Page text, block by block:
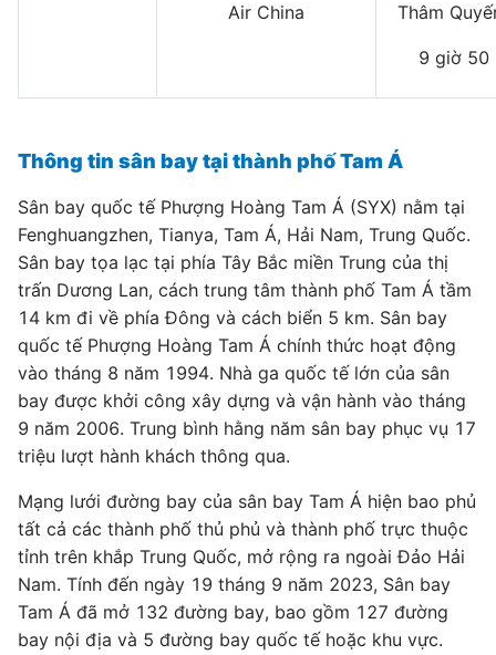
Air China Thâm
9 giờ 50
Thông tin sân bay tại thành phố Tam Á
Sân bay quốc tế Phượng Hoàng Tam Á (SYX) nằm tại
Fenghuangzhen, Tianya, Tam Á, Hải Nam, Trung Quốc.
Sân bay tọa lạc tại phía Tây Bắc miền Trung của thị
trấn Dương Lan, cách trung tâm thành phố Tam Á tầm
14 km đi về phía Đông và cách biển 5 km. Sân bay
quốc tế Phượng Hoàng Tam Á chính thức hoạt động
vào tháng 8 năm 1994. Nhà ga quốc tế lớn của sân
bay được khởi công xây dựng và vận hành vào tháng
9 năm 2006. Trung bình hằng năm sân bay phục vụ 17
triệu lượt hành khách thông qua.
Mạng lưới đường bay của sân bay Tam Á hiện bao phủ
tất cả các thành phố thủ phủ và thành phố trực thuộc
tỉnh trên khắp Trung Quốc, mở rộng ra ngoài Đảo Hải
Nam. Tính đến ngày 19 tháng 9 năm 2023, Sân bay
Tam Á đã mở 132 đường bay, bao gồm 127 đường
bay nội địa và 5 đường bay quốc tế hoặc khu vực.